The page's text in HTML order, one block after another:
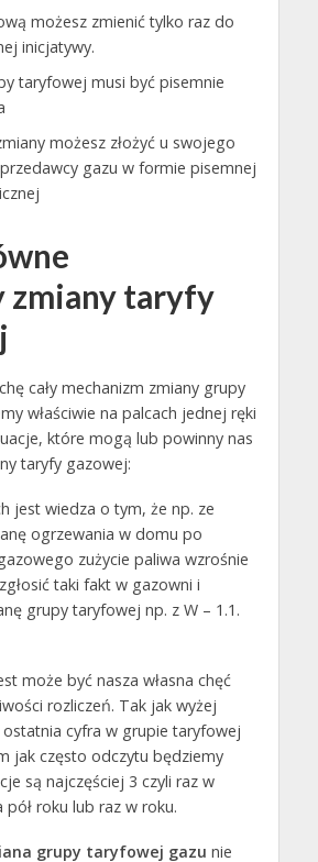
możesz zmienić tylko raz do
inicjatywy.
taryfowej musi być pisemnie
możesz złożyć u swojego
gazu w formie pisemnej
zmiany taryfy
cały mechanizm zmiany grupy
właściwie na palcach jednej ręki
które mogą lub powinny nas
taryfy gazowej:
jest wiedza o tym, że np. ze
ogrzewania w domu po
zużycie paliwa wzrośnie
taki fakt w gazowni i
grupy taryfowej np. z W – 1.1.
może być nasza własna chęć
rozliczeń. Tak jak wyżej
cyfra w grupie taryfowej
jak często odczytu będziemy
są najczęściej 3 czyli raz w
pół roku lub raz w roku.
grupy taryfowej gazu nie